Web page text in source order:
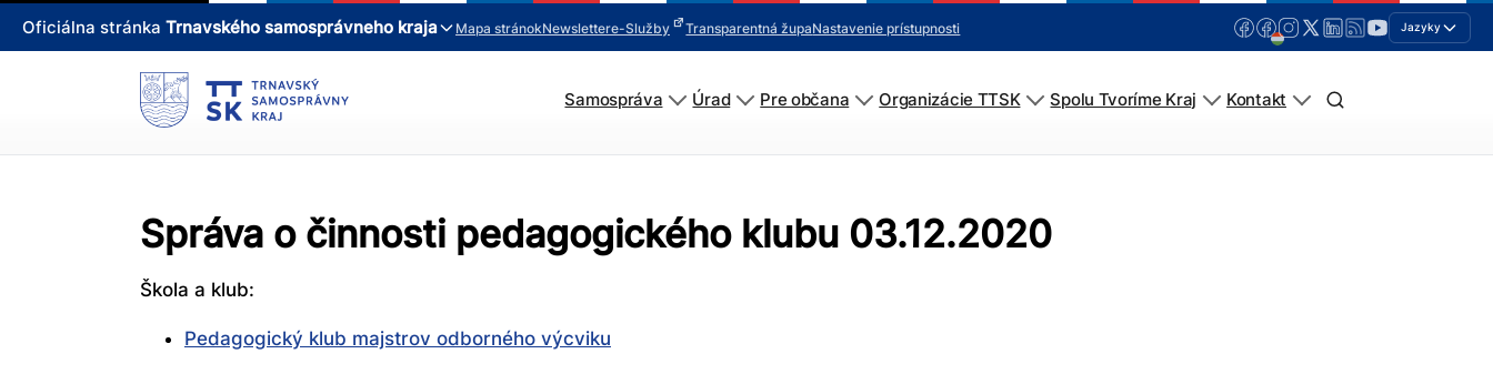
Oficiálna stránka Trnavského samosprávneho kraja Mapa stránokNewslettere-Služby Transparentná župaNastavenie prístupnosti Jazyky
Samospráva Úrad Pre občana Organizácie TTSK Spolu Tvoríme Kraj Kontakt
Správa o činnosti pedagogického klubu 03.12.2020
Škola a klub:
Pedagogický klub majstrov odborného výcviku